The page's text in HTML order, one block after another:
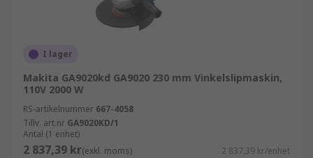
I lager
Makita GA9020kd GA9020 230 mm Vinkelslipmaskin,
110V 2000 W
RS-artikelnummer 667-4058
Tillv. art.nr GA9020KD/1
Antal (1 enhet)
2 837,39 kr(exkl. moms) 2 837,39 kr/enhet